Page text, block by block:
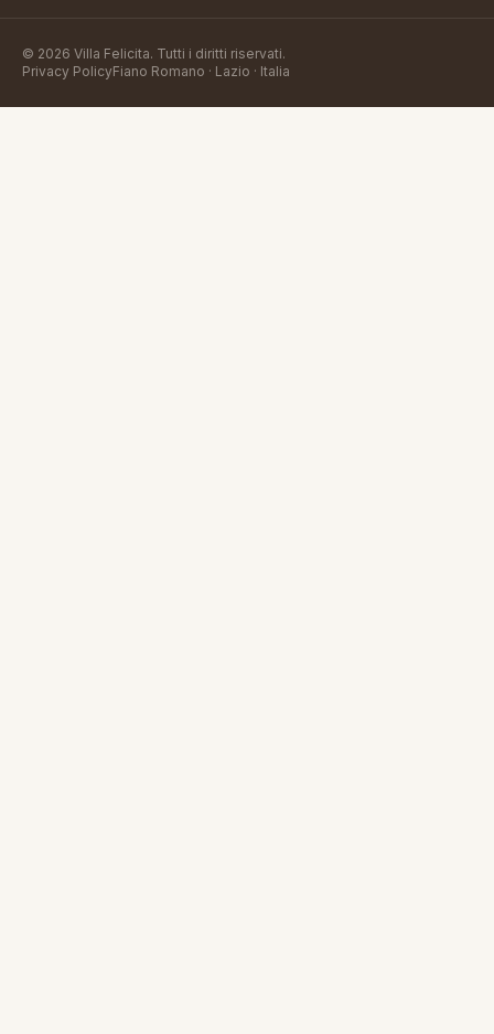
© 2026 Villa Felicita. Tutti i diritti riservati.
Privacy PolicyFiano Romano · Lazio · Italia